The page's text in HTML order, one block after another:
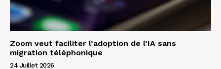
Zoom veut faciliter l’adoption de l’IA sans
migration téléphonique
24 Juillet 2026